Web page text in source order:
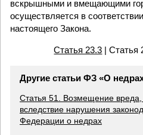
вскрышными и вмещающими
осуществляется в
настоящего Закона.
Статья 23.3 | Статья
Другие статьи ФЗ «О
Статья 51. Возмещение
вследствие нарушения
Федерации о недрах